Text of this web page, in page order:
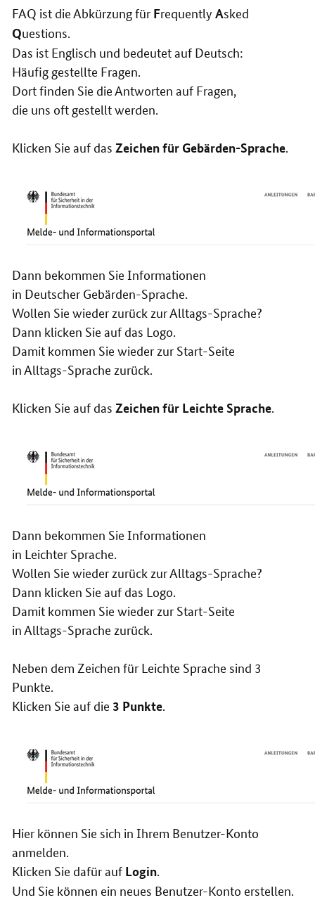
FAQ ist die Abkürzung für FrequentlyAsked
Questions.
Das ist Englisch und bedeutet auf Deutsch:
Häufig gestellte Fragen.
Dort finden Sie die Antworten auf Fragen,
die uns oft gestellt werden.
Klicken Sie auf dasZeichen für Gebärden-Sprache.
Dann bekommen Sie Informationen
in Deutscher Gebärden-Sprache.
Wollen Sie wieder zurück zur Alltags-Sprache?
Dann klicken Sie auf das Logo.
Damit kommen Sie wieder zur Start-Seite
in Alltags-Sprache zurück.
Klicken Sie auf dasZeichen für Leichte Sprache.
Dann bekommen Sie Informationen
in Leichter Sprache.
Wollen Sie wieder zurück zur Alltags-Sprache?
Dann klicken Sie auf das Logo.
Damit kommen Sie wieder zur Start-Seite
in Alltags-Sprache zurück.
Neben dem Zeichen für Leichte Sprache sind 3
Punkte.
Klicken Sie auf die 3 Punkte.
Hier können Sie sich in Ihrem Benutzer-Konto
anmelden.
Klicken Sie dafür auf Login.
Und Sie können ein neues Benutzer-Konto erstellen.